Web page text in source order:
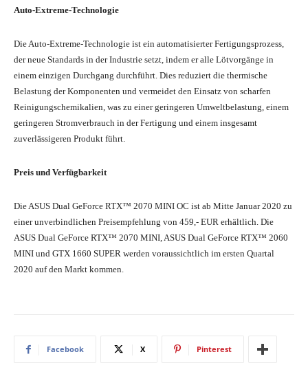
Auto-Extreme-Technologie
Die Auto-Extreme-Technologie ist ein automatisierter Fertigungsprozess,
der neue Standards in der Industrie setzt, indem er alle Lötvorgänge in
einem einzigen Durchgang durchführt. Dies reduziert die thermische
Belastung der Komponenten und vermeidet den Einsatz von scharfen
Reinigungschemikalien, was zu einer geringeren Umweltbelastung, einem
geringeren Stromverbrauch in der Fertigung und einem insgesamt
zuverlässigeren Produkt führt.
Preis und Verfügbarkeit
Die ASUS Dual GeForce RTX™ 2070 MINI OC ist ab Mitte Januar 2020 zu
einer unverbindlichen Preisempfehlung von 459,- EUR erhältlich. Die
ASUS Dual GeForce RTX™ 2070 MINI, ASUS Dual GeForce RTX™ 2060
MINI und GTX 1660 SUPER werden voraussichtlich im ersten Quartal
2020 auf den Markt kommen.
Facebook X Pinterest